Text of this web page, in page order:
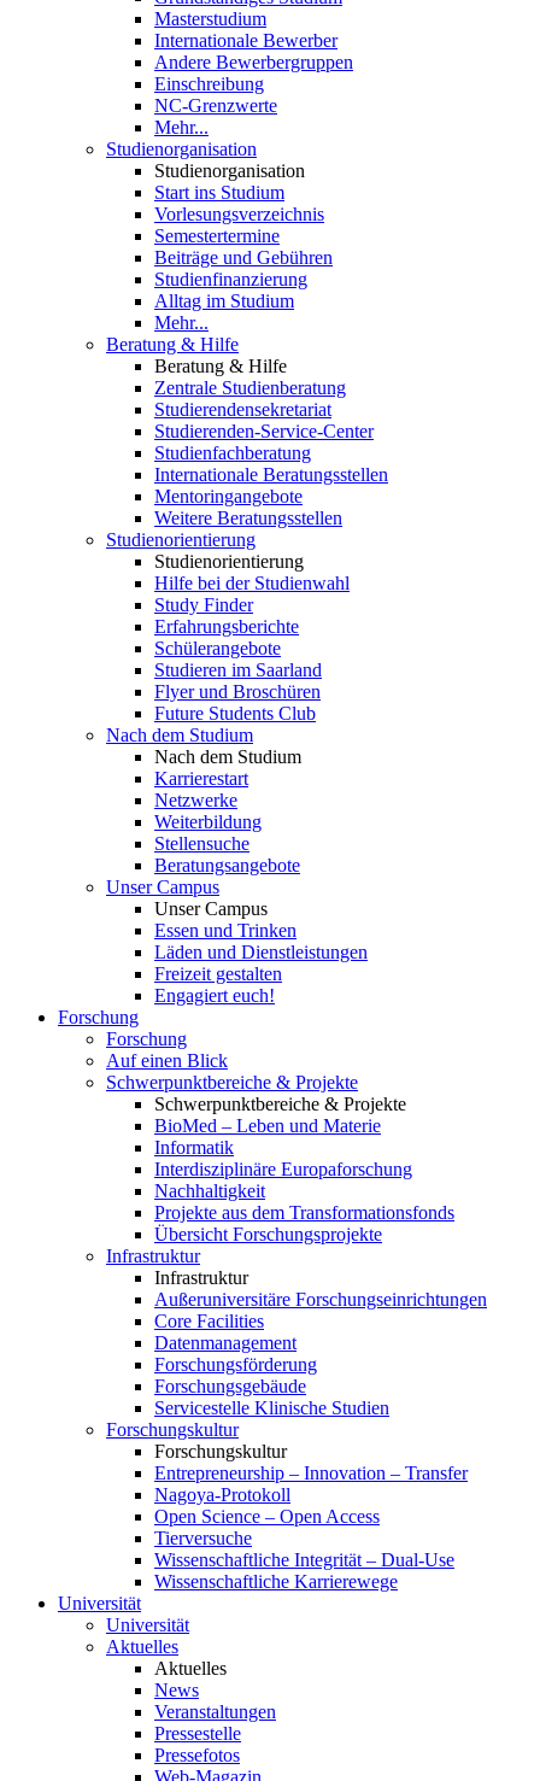
Masterstudium
Internationale Bewerber
Andere Bewerbergruppen
Einschreibung
NC-Grenzwerte
Mehr...
Studienorganisation
Studienorganisation
Start ins Studium
Vorlesungsverzeichnis
Semestertermine
Beiträge und Gebühren
Studienfinanzierung
Alltag im Studium
Mehr...
Beratung & Hilfe
Beratung & Hilfe
Zentrale Studienberatung
Studierendensekretariat
Studierenden-Service-Center
Studienfachberatung
Internationale Beratungsstellen
Mentoringangebote
Weitere Beratungsstellen
Studienorientierung
Studienorientierung
Hilfe bei der Studienwahl
Study Finder
Erfahrungsberichte
Schülerangebote
Studieren im Saarland
Flyer und Broschüren
Future Students Club
Nach dem Studium
Nach dem Studium
Karrierestart
Netzwerke
Weiterbildung
Stellensuche
Beratungsangebote
Unser Campus
Unser Campus
Essen und Trinken
Läden und Dienstleistungen
Freizeit gestalten
Engagiert euch!
Forschung
Forschung
Auf einen Blick
Schwerpunktbereiche & Projekte
Schwerpunktbereiche & Projekte
BioMed – Leben und Materie
Informatik
Interdisziplinäre Europaforschung
Nachhaltigkeit
Projekte aus dem Transformationsfonds
Übersicht Forschungsprojekte
Infrastruktur
Infrastruktur
Außeruniversitäre Forschungseinrichtungen
Core Facilities
Datenmanagement
Forschungsförderung
Forschungsgebäude
Servicestelle Klinische Studien
Forschungskultur
Forschungskultur
Entrepreneurship – Innovation – Transfer
Nagoya-Protokoll
Open Science – Open Access
Tierversuche
Wissenschaftliche Integrität – Dual-Use
Wissenschaftliche Karrierewege
Universität
Universität
Aktuelles
Aktuelles
News
Veranstaltungen
Pressestelle
Pressefotos
Web-Magazin